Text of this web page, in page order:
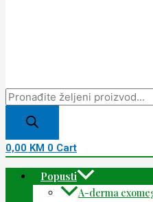
0,00 KM 0 Cart
Popusti
A-derma